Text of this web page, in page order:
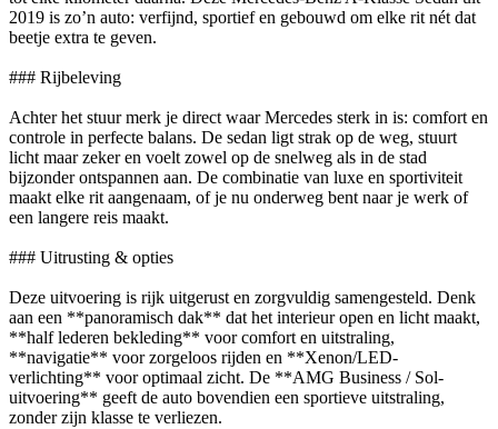
2019 is zo’n auto: verfijnd, sportief en gebouwd om elke rit nét dat
beetje extra te geven.
### Rijbeleving
Achter het stuur merk je direct waar Mercedes sterk in is: comfort en
controle in perfecte balans. De sedan ligt strak op de weg, stuurt
licht maar zeker en voelt zowel op de snelweg als in de stad
bijzonder ontspannen aan. De combinatie van luxe en sportiviteit
maakt elke rit aangenaam, of je nu onderweg bent naar je werk of
een langere reis maakt.
### Uitrusting & opties
Deze uitvoering is rijk uitgerust en zorgvuldig samengesteld. Denk
aan een **panoramisch dak** dat het interieur open en licht maakt,
**half lederen bekleding** voor comfort en uitstraling,
**navigatie** voor zorgeloos rijden en **Xenon/LED-
verlichting** voor optimaal zicht. De **AMG Business / Sol-
uitvoering** geeft de auto bovendien een sportieve uitstraling,
zonder zijn klasse te verliezen.